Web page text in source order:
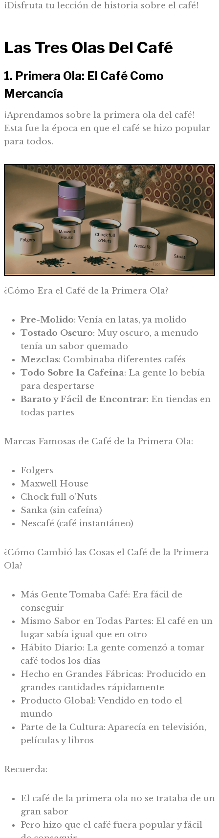
¡Disfruta tu lección de historia sobre el café!
Las Tres Olas Del Café
1. Primera Ola: El Café Como
Mercancía
¡Aprendamos sobre la primera ola del café!
Esta fue la época en que el café se hizo popular
para todos.
¿Cómo Era el Café de la Primera Ola?
Pre-Molido: Venía en latas, ya molido
Tostado Oscuro: Muy oscuro, a menudo
tenía un sabor quemado
Mezclas: Combinaba diferentes cafés
Todo Sobre la Cafeína: La gente lo bebía
para despertarse
Barato y Fácil de Encontrar: En tiendas en
todas partes
Marcas Famosas de Café de la Primera Ola:
Folgers
Maxwell House
Chock full o’Nuts
Sanka (sin cafeína)
Nescafé (café instantáneo)
¿Cómo Cambió las Cosas el Café de la Primera
Ola?
Más Gente Tomaba Café: Era fácil de
conseguir
Mismo Sabor en Todas Partes: El café en un
lugar sabía igual que en otro
Hábito Diario: La gente comenzó a tomar
café todos los días
Hecho en Grandes Fábricas: Producido en
grandes cantidades rápidamente
Producto Global: Vendido en todo el
mundo
Parte de la Cultura: Aparecía en televisión,
películas y libros
Recuerda:
El café de la primera ola no se trataba de un
gran sabor
Pero hizo que el café fuera popular y fácil